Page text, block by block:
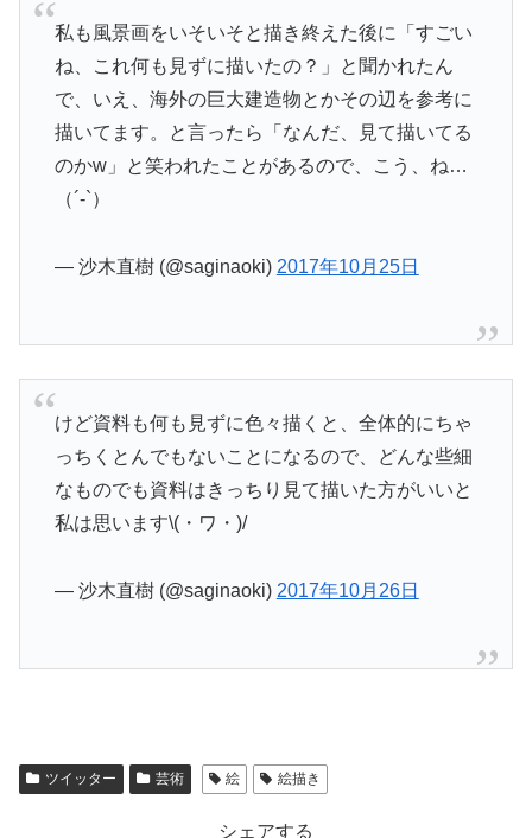
私も風景画をいそいそと描き終えた後に「すごい
ね、これ何も見ずに描いたの？」と聞かれたん
で、いえ、海外の巨大建造物とかその辺を参考に
描いてます。と言ったら「なんだ、見て描いてる
のかw」と笑われたことがあるので、こう、ね…
（´-`）
— 沙木直樹 (@saginaoki) 2017年10月25日
けど資料も何も見ずに色々描くと、全体的にちゃ
っちくとんでもないことになるので、どんな些細
なものでも資料はきっちり見て描いた方がいいと
私は思います\(・ワ・)/
— 沙木直樹 (@saginaoki) 2017年10月26日
ツイッター 芸術 絵 絵描き
シェアする